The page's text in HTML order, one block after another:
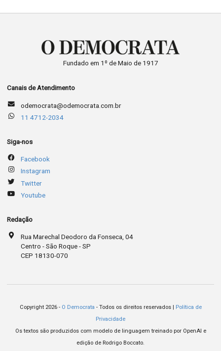
Fundado em 1º de Maio de 1917
Canais de Atendimento
odemocrata@odemocrata.com.br
11 4712-2034
Siga-nos
Facebook
Instagram
Twitter
Youtube
Redação
Rua Marechal Deodoro da Fonseca, 04
Centro - São Roque - SP
CEP 18130-070
Copyright 2026 - O Democrata - Todos os direitos reservados |
Política de
Privacidade
Os textos são produzidos com modelo de linguagem treinado por OpenAI e
edição de Rodrigo Boccato.